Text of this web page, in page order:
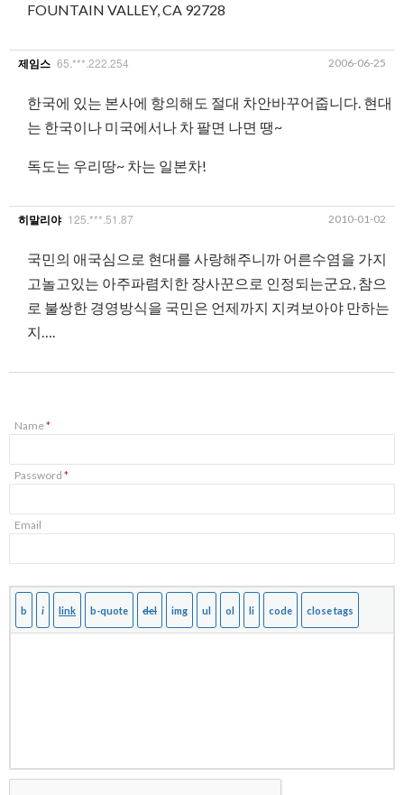
FOUNTAIN VALLEY, CA 92728
제임스 65.***.222.254 2006-06-25
한국에 있는 본사에 항의해도 절대 차안바꾸어줍니다. 현대
는 한국이나 미국에서나 차 팔면 나면 땡~
독도는 우리땅~ 차는 일본차!
히말리야 125.***.51.87 2010-01-02
국민의 애국심으로 현대를 사랑해주니까 어른수염을 가지
고놀고있는 아주파렴치한 장사꾼으로 인정되는군요, 참으
로 불쌍한 경영방식을 국민은 언제까지 지켜보아야 만하는
지….
Name*
Password *
Email